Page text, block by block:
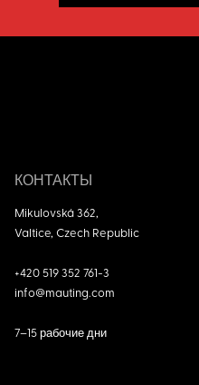
КОНТАКТЫ
Mikulovská 362,
Valtice, Czech Republic
+420 519 352 761-3
info@mauting.com
7–15рабочие дни